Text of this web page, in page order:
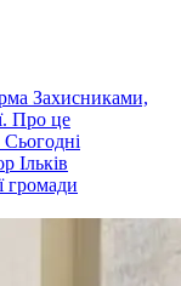
Захисниками,
Про це
Ільків
громади